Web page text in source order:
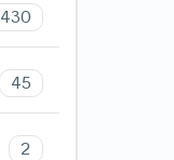
430
45
2